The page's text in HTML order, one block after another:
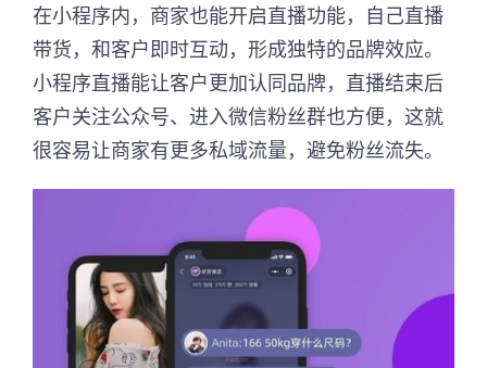
在小程序内，商家也能开启直播功能，自己直播
带货，和客户即时互动，形成独特的品牌效应。
小程序直播能让客户更加认同品牌，直播结束后
客户关注公众号、进入微信粉丝群也方便，这就
很容易让商家有更多私域流量，避免粉丝流失。